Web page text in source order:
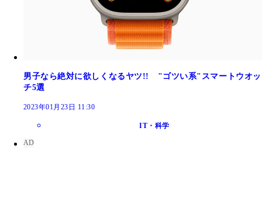
男子なら絶対に欲しくなるヤツ!! "ゴツい系"スマートウオッ
チ5選
2023年01月23日 11:30
IT・科学